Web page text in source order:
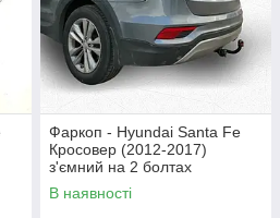
Фаркоп - Hyundai Santa Fe
Кросовер (2012-2017)
з'ємний на 2 болтах
В наявності